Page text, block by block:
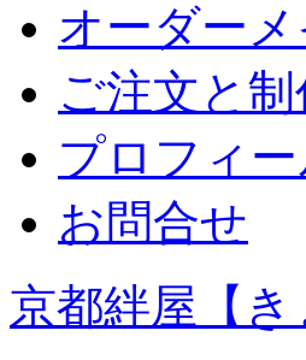
オーダー
ご注文と
プロフィ
お問合せ
京都絆屋【